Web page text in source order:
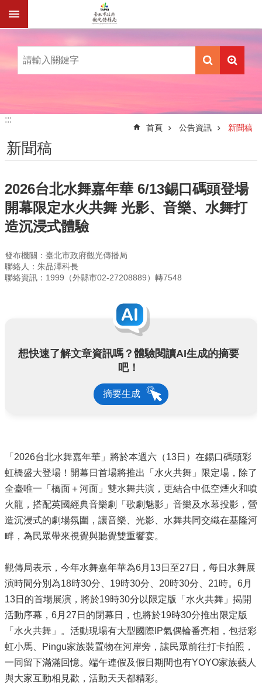
跳到主要內容區塊
:::
:::
首頁 公告資訊 新聞稿
新聞稿
2026台北水舞嘉年華 6/13錫口碼頭登場
開幕限定水火共舞 光影、音樂、水舞打
造沉浸式體驗
發布機關：臺北市政府觀光傳播局
聯絡人：朱品澤科長
聯絡資訊：1999（外縣市02-27208889）轉7548
想快速了解文章資訊嗎？體驗閱讀AI生成的摘要
吧！
摘要生成
「2026台北水舞嘉年華」將於本週六（13日）在錫口碼頭彩
虹橋盛大登場！開幕日首場將推出「水火共舞」限定場，除了
全臺唯一「橋面＋河面」雙水舞共演，更結合中低空煙火和噴
火龍，搭配英國經典音樂劇「歌劇魅影」音樂及水幕投影，營
造沉浸式的劇場氛圍，讓音樂、光影、水舞共同交織在基隆河
畔，為民眾帶來視覺與聽覺雙重饗宴。
觀傳局表示，今年水舞嘉年華為6月13日至27日，每日水舞展
演時間分別為18時30分、19時30分、20時30分、21時。6月
13日的首場展演，將於19時30分以限定版「水火共舞」揭開
活動序幕，6月27日的閉幕日，也將於19時30分推出限定版
「水火共舞」。活動現場有大型國際IP氣偶輪番亮相，包括彩
虹小馬、Pingu家族裝置物在河岸旁，讓民眾前往打卡拍照，
一同留下滿滿回憶。端午連假及假日期間也有YOYO家族藝人
與大家互動相見歡，活動天天都精彩。